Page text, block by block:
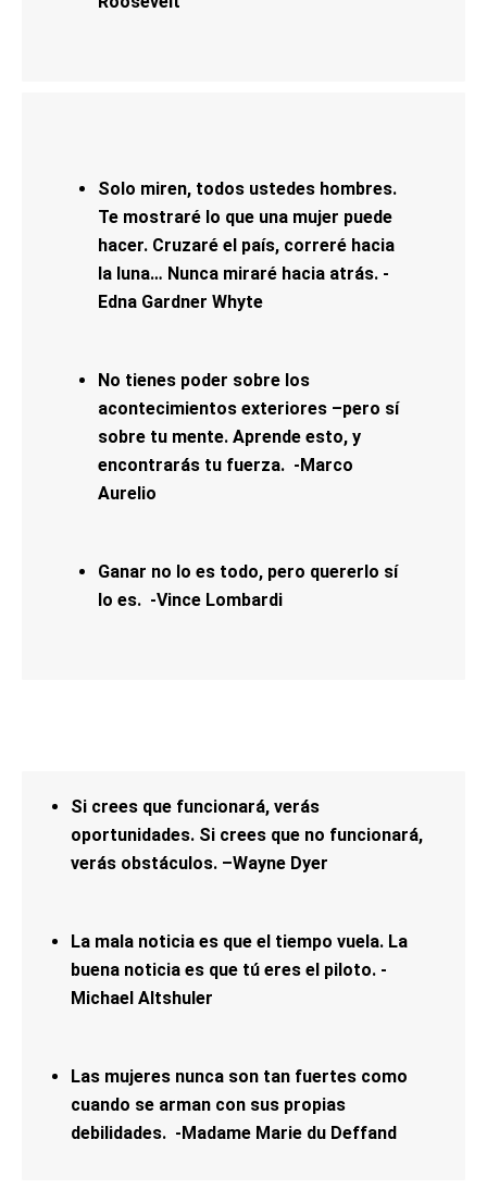
Solo miren, todos ustedes hombres.
Te mostraré lo que una mujer puede
hacer. Cruzaré el país, correré hacia
la luna… Nunca miraré hacia atrás. -
Edna Gardner Whyte
No tienes poder sobre los
acontecimientos exteriores –pero sí
sobre tu mente. Aprende esto, y
encontrarás tu fuerza. -Marco
Aurelio
Ganar no lo es todo, pero quererlo sí
lo es. -Vince Lombardi
Si crees que funcionará, verás
oportunidades. Si crees que no funcionará,
verás obstáculos. –Wayne Dyer
La mala noticia es que el tiempo vuela. La
buena noticia es que tú eres el piloto. -
Michael Altshuler
Las mujeres nunca son tan fuertes como
cuando se arman con sus propias
debilidades. -Madame Marie du Deffand